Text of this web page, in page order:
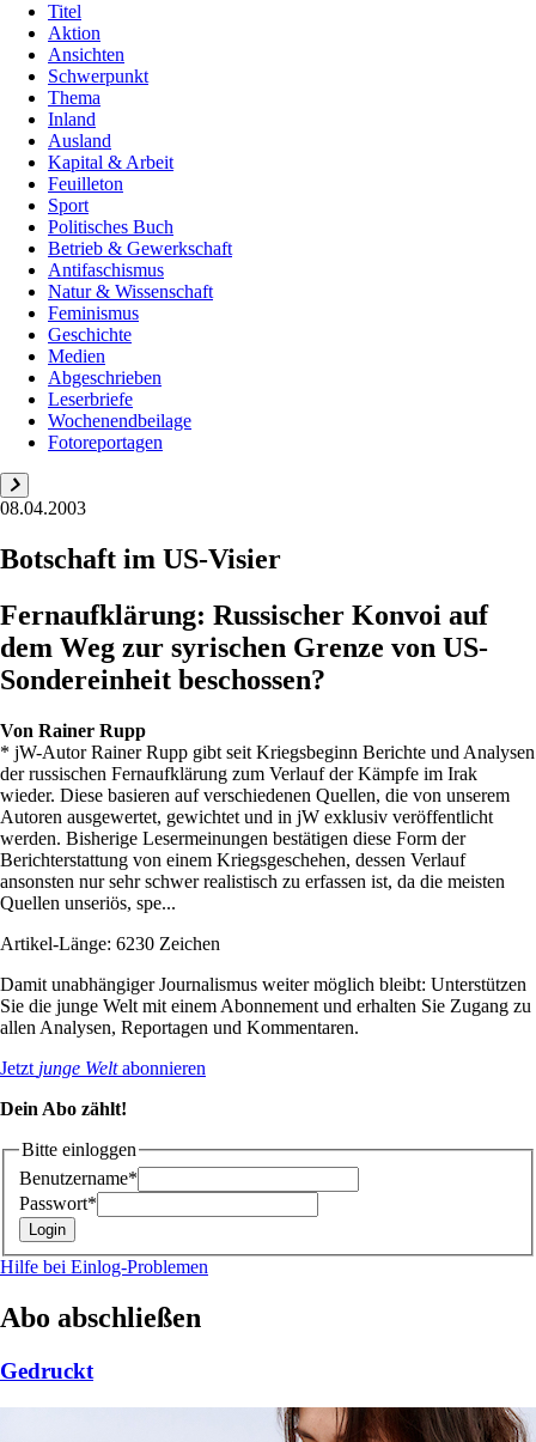
Titel
Aktion
Ansichten
Schwerpunkt
Thema
Inland
Ausland
Kapital & Arbeit
Feuilleton
Sport
Politisches Buch
Betrieb & Gewerkschaft
Antifaschismus
Natur & Wissenschaft
Feminismus
Geschichte
Medien
Abgeschrieben
Leserbriefe
Wochenendbeilage
Fotoreportagen
08.04.2003
Botschaft im US-Visier
Fernaufklärung: Russischer Konvoi auf
dem Weg zur syrischen Grenze von US-
Sondereinheit beschossen?
Von Rainer Rupp
* jW-Autor Rainer Rupp gibt seit Kriegsbeginn Berichte und Analysen
der russischen Fernaufklärung zum Verlauf der Kämpfe im Irak
wieder. Diese basieren auf verschiedenen Quellen, die von unserem
Autoren ausgewertet, gewichtet und in jW exklusiv veröffentlicht
werden. Bisherige Lesermeinungen bestätigen diese Form der
Berichterstattung von einem Kriegsgeschehen, dessen Verlauf
ansonsten nur sehr schwer realistisch zu erfassen ist, da die meisten
Quellen unseriös, spe...
Artikel-Länge: 6230 Zeichen
Damit unabhängiger Journalismus weiter möglich bleibt: Unterstützen
Sie die junge Welt mit einem Abonnement und erhalten Sie Zugang zu
allen Analysen, Reportagen und Kommentaren.
Jetzt junge Weltabonnieren
Dein Abo zählt!
Bitte einloggen
Benutzername*
Passwort*
Hilfe bei Einlog-Problemen
Abo abschließen
Gedruckt